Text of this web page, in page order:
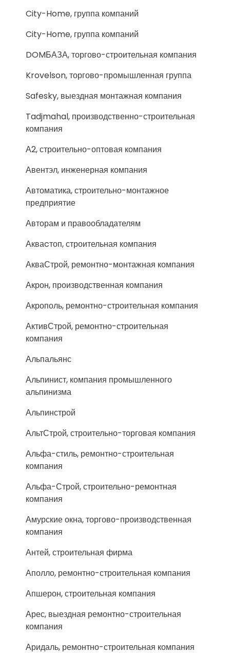
City-Home, группа компаний
City-Home, группа компаний
DOMБАЗА, торгово-строительная компания
Krovelson, торгово-промышленная группа
Safesky, выездная монтажная компания
Tadjmahal, производственно-строительная
компания
А2, строительно-оптовая компания
Авентэл, инженерная компания
Автоматика, строительно-монтажное
предприятие
Авторам и правообладателям
Акваcтоп, строительная компания
АкваСтрой, ремонтно-монтажная компания
Акрон, производственная компания
Акрополь, ремонтно-строительная компания
АктивСтрой, ремонтно-строительная
компания
Альпальянс
Альпинист, компания промышленного
альпинизма
Альпинстрой
АльтСтрой, строительно-торговая компания
Альфа-стиль, ремонтно-строительная
компания
Альфа-Строй, строительно-ремонтная
компания
Амурские окна, торгово-производственная
компания
Антей, строительная фирма
Аполло, ремонтно-строительная компания
Апшерон, строительная компания
Арес, выездная ремонтно-строительная
компания
Аридаль, ремонтно-строительная компания